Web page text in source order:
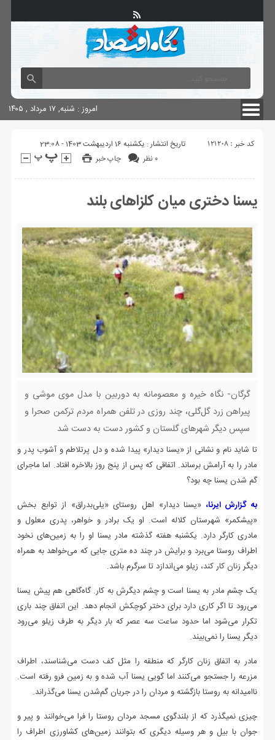
آگهی های دولتی چاپ
امروز : شنبه, ۱۷ مرداد , ۱۴۰۵
کد خبر : 121208
تاریخ انتشار : یکشنبه 16 اردیبهشت 1403 - 23:08
چاپ خبر
۰ نظر
یسنا دختری میان کلزاهای بلند
گرگان- نگاه خیره و معصومانه به دوربین با مدل موی موشی و
پیراهن زرد گل‌گلی، چند روزی در تلفن همراه مردم ترکمن‌ صحرا و
سپس دیگر شهرهای گلستان و کشور دست به دست شد
تا شاید نام و نشانی از «یسنا دیدار» پیدا شده و دل پرتلاطم و آشوب پدر و
مادر را به آرامش برساند. اتفاقی که پس از پنج روز بالاخره افتاد. اما ماجرای
گم شدن یسنا چه بود؟
به گزارش ایرنا، «یسنا دیدار» اهل روستای «یلی‌بدراق» از توابع بخش
«پیشکمر» شهرستان کلاله است. او یک برادر و خواهر، پدری معلول و
مادری کارگر دارد. یکشنبه هفته گذشته مادر یسنا او را به زمین‌های نخود
اطراف روستا می‌برد و برایش در چند ده متری جایی که می‌خواهد به همراه
دیگر زنان کار کند، زیلو می‌اندازد تا سرگرم باشد.
یک چشم مادر به یسنا است و چشم دیگرش به کار. گاه‌گاهی هم پیش یسنا
می‌رود تا اگر کاری دارد برای دختر کوچکش انجام دهد. این اتفاق چند باری
تکرار می‌شود اما حدود ساعت سه عصر که بار دیگر به طرف زیلو می‌رود
دیگر یسنا را نمی‌بیند.
مادر به اتفاق زنان کارگر که منطقه را مثل کف دست می‌شناسند، اطراف
مزرعه را جستجو می‌کنند اما گویی یسنا آب شده و به زمین فرو رفته است.
ناامیدانه به روستا بازگشته و مردان را در جریان گم‌شدن یسنا می‌گذراند.
چیزی نمی‍گذرد که از بلندگوی مسجد مردان روستا را فرا می‌خوانند و پیر و
جوان با بیل و هر وسیله دیگری که بتوانند زمین‌های کشاورزی اطراف را